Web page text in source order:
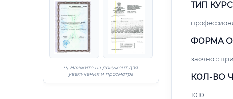
🔍 Нажмите на документ для
увеличения и просмотра
ТИП
ФОРМА
заочно с
КОЛ-ВО
1010